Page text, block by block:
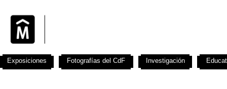
Exposiciones Fotografías del CdF Investigación